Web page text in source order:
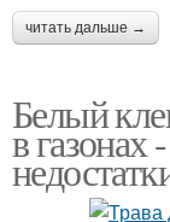
читать дальше →
Белый
в газонах